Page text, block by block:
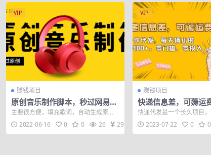
VIP
赚钱项目
原创音乐制作脚本，秒过网易云
腾讯音乐人原创，一单几十块
主要很方便，填充歌词，自动生成原
创，过抖音网易云音乐人没问题 用处：
淘宝、拼多多...
2022-06-16 0 0 26 29
VIP
赚钱项目
快递信息差，可薅运
代发，每天俩小时轻
零门槛、零投入
快递代发是一个长久项目
要是通过闲鱼，发布代发
差价。也可...
2023-07-22 0 0